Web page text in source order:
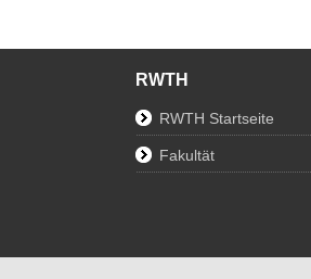
RWTH
RWTH Startseite
Fakultät